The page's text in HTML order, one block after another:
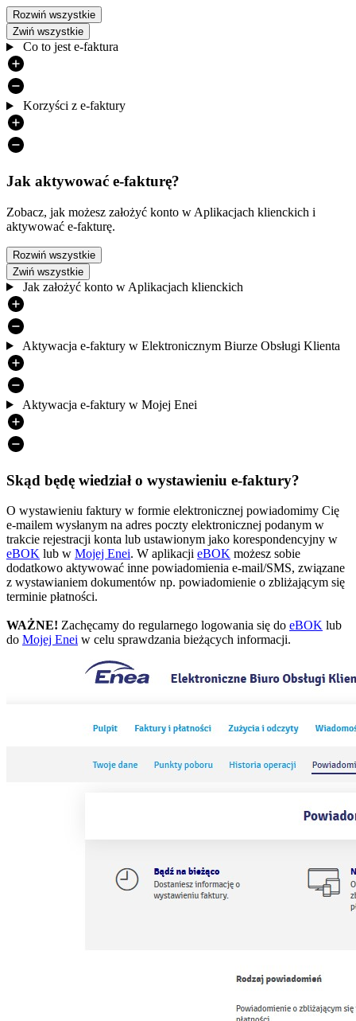
Rozwiń wszystkie
Zwiń wszystkie
Co to jest e-faktura
Korzyści z e-faktury
Jak aktywować e-fakturę?
Zobacz, jak możesz założyć konto w Aplikacjach klienckich i
aktywować e-fakturę.
Rozwiń wszystkie
Zwiń wszystkie
Jak założyć konto w Aplikacjach klienckich
Aktywacja e-faktury w Elektronicznym Biurze Obsługi Klienta
Aktywacja e-faktury w Mojej Enei
Skąd będę wiedział o wystawieniu e-faktury?
O wystawieniu faktury w formie elektronicznej powiadomimy Cię
e-mailem wysłanym na adres poczty elektronicznej podanym w
trakcie rejestracji konta lub ustawionym jako korespondencyjny w
eBOK lub w Mojej Enei. W aplikacji eBOK możesz sobie
dodatkowo aktywować inne powiadomienia e-mail/SMS, związane
z wystawianiem dokumentów np. powiadomienie o zbliżającym się
terminie płatności.
WAŻNE! Zachęcamy do regularnego logowania się do eBOK lub
do Mojej Enei w celu sprawdzania bieżących informacji.